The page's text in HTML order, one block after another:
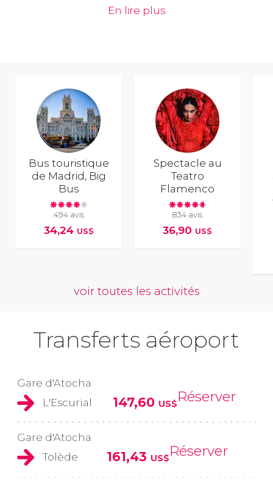
En lire plus
Bus touristique
de Madrid, Big
Bus
494 avis
34,24 US$
Spectacle au
Teatro
Flamenco
834 avis
36,90 US$
voir toutes les activités
Transferts aéroport
Gare d'Atocha
L'Escurial
147,60 US$Réserver
Gare d'Atocha
Tolède
161,43 US$Réserver